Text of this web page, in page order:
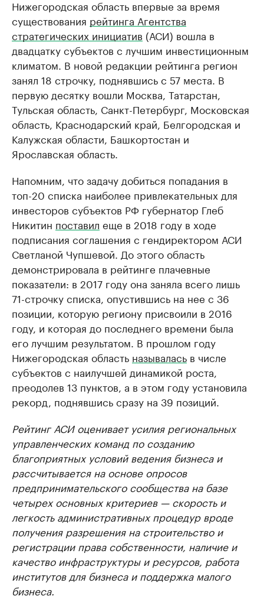
Нижегородская область впервые за время
существования рейтинга Агентства
стратегических инициатив (АСИ) вошла в
двадцатку субъектов с лучшим инвестиционным
климатом. В новой редакции рейтинга регион
занял 18 строчку, поднявшись с 57 места. В
первую десятку вошли Москва, Татарстан,
Тульская область, Санкт-Петербург, Московская
область, Краснодарский край, Белгородская и
Калужская области, Башкортостан и
Ярославская область.
Напомним, что задачу добиться попадания в
топ-20 списка наиболее привлекательных для
инвесторов субъектов РФ губернатор Глеб
Никитин поставил еще в 2018 году в ходе
подписания соглашения с гендиректором АСИ
Светланой Чупшевой. До этого область
демонстрировала в рейтинге плачевные
показатели: в 2017 году она заняла всего лишь
71-строчку списка, опустившись на нее с 36
позиции, которую региону присвоили в 2016
году, и которая до последнего времени была
его лучшим результатом. В прошлом году
Нижегородская область называлась в числе
субъектов с наилучшей динамикой роста,
преодолев 13 пунктов, а в этом году установила
рекорд, поднявшись сразу на 39 позиций.
Рейтинг АСИ оценивает усилия региональных
управленческих команд по созданию
благоприятных условий ведения бизнеса и
рассчитывается на основе опросов
предпринимательского сообщества на базе
четырех основных критериев — скорость и
легкость административных процедур вроде
получения разрешения на строительство и
регистрации права собственности, наличие и
качество инфраструктуры и ресурсов, работа
институтов для бизнеса и поддержка малого
бизнеса.